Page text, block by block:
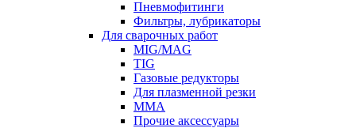
Пневмофитинги
Фильтры, лубрикаторы
Для сварочных работ
MIG/MAG
TIG
Газовые редукторы
Для плазменной резки
ММА
Прочие аксессуары